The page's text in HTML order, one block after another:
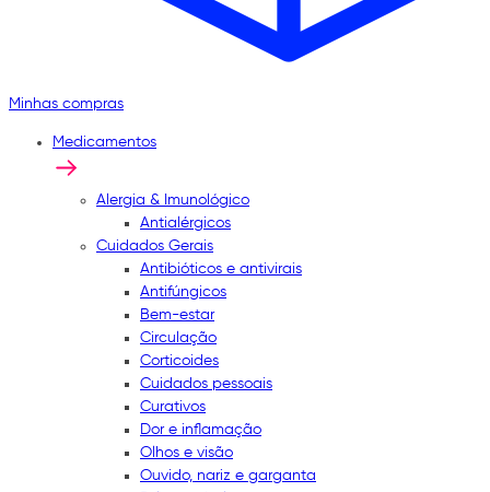
Minhas compras
Medicamentos
Alergia & Imunológico
Antialérgicos
Cuidados Gerais
Antibióticos e antivirais
Antifúngicos
Bem-estar
Circulação
Corticoides
Cuidados pessoais
Curativos
Dor e inflamação
Olhos e visão
Ouvido, nariz e garganta